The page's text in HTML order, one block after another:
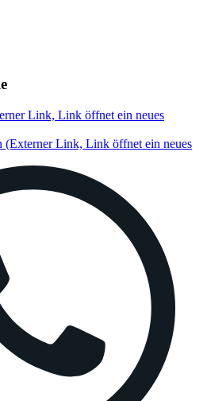
Link, Link öffnet ein neues
(Externer Link, Link öffnet ein neues